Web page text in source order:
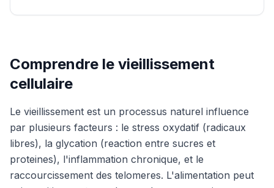
Comprendre le vieillissement
cellulaire
Le vieillissement est un processus naturel influence
par plusieurs facteurs : le stress oxydatif (radicaux
libres), la glycation (reaction entre sucres et
proteines), l'inflammation chronique, et le
raccourcissement des telomeres. L'alimentation peut